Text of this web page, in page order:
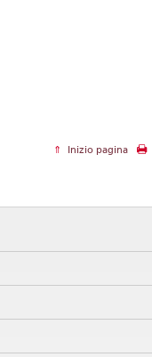
Inizio pagina